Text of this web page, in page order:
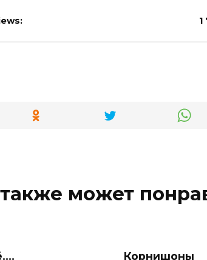
1
может
Корнишоны